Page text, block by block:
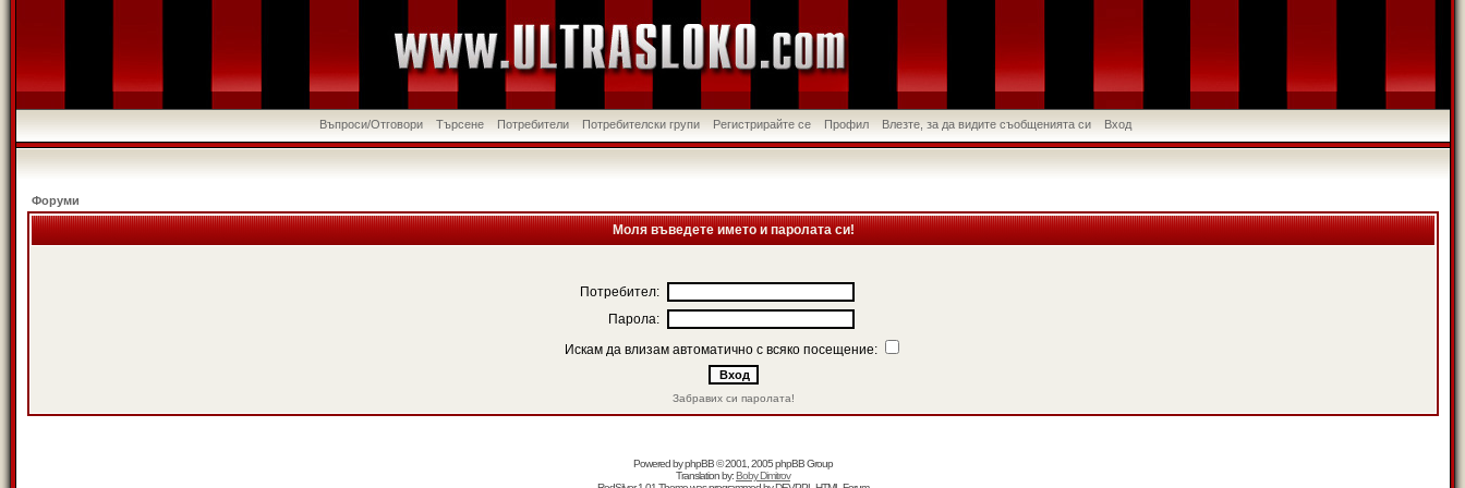
Въпроси/Отговори Търсене Потребители Потребителски групи Регистрирайте се Профил Влезте, за да видите съобщенията си Вход
Форуми
Моля въведете името и паролата си!
Потребител:
Парола:
Искам да влизам автоматично с всяко посещение:
Забравих си паролата!
Powered byphpBB© 2001, 2005 phpBB Group
Translation by:Boby Dimitrov